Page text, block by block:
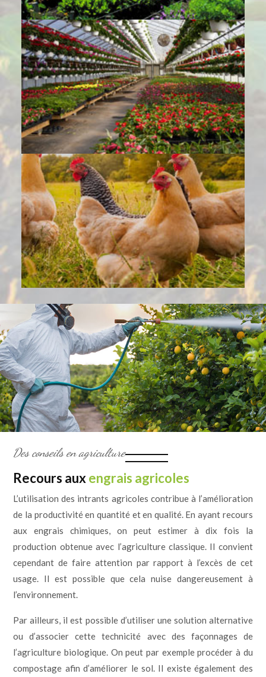
Des conseils en agriculture
Recours auxengrais agricoles
L’utilisation des intrants agricoles contribue à l’amélioration
de la productivité en quantité et en qualité. En ayant recours
aux engrais chimiques, on peut estimer à dix fois la
production obtenue avec l’agriculture classique. Il convient
cependant de faire attention par rapport à l’excès de cet
usage. Il est possible que cela nuise dangereusement à
l’environnement.
Par ailleurs, il est possible d’utiliser une solution alternative
ou d’associer cette technicité avec des façonnages de
l’agriculture biologique. On peut par exemple procéder à du
compostage afin d’améliorer le sol. Il existe également des